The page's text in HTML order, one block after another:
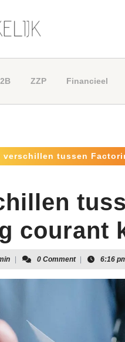
ZZP Financieel
verschillen tussen
courant
admin 0 Comment 6:16